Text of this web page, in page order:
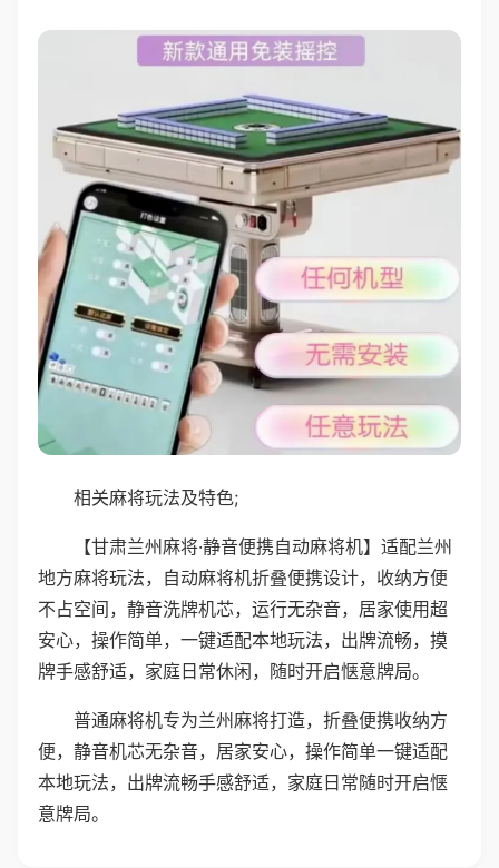
相关麻将玩法及特色;
【甘肃兰州麻将·静音便携自动麻将机】适配兰州
地方麻将玩法，自动麻将机折叠便携设计，收纳方便
不占空间，静音洗牌机芯，运行无杂音，居家使用超
安心，操作简单，一键适配本地玩法，出牌流畅，摸
牌手感舒适，家庭日常休闲，随时开启惬意牌局。
普通麻将机专为兰州麻将打造，折叠便携收纳方
便，静音机芯无杂音，居家安心，操作简单一键适配
本地玩法，出牌流畅手感舒适，家庭日常随时开启惬
意牌局。